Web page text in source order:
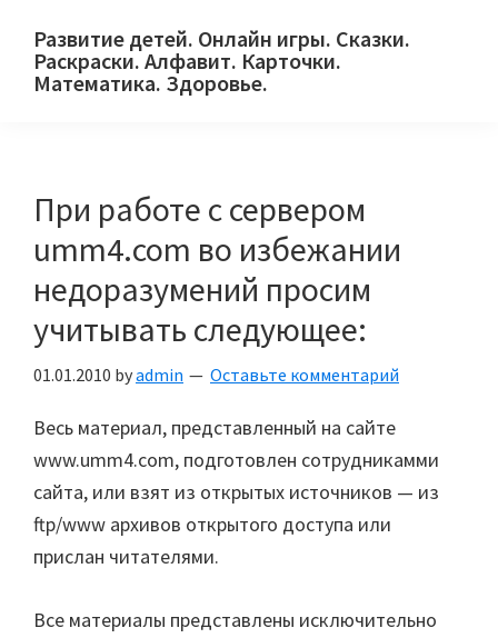
primary
main
primary
Развитие детей. Онлайн игры. Сказки.
Раскраски. Алфавит. Карточки.
Математика. Здоровье.
и
их
При работе с сервером
umm4.com во избежании
недоразумений просим
учитывать следующее:
01.01.2010 byadmin Оставьте комментарий
Весь материал, представленный на сайте
www.umm4.com, подготовлен сотрудникамми
сайта, или взят из открытых источников — из
ftp/www архивов открытого доступа или
прислан читателями.
Все материалы представлены исключительно